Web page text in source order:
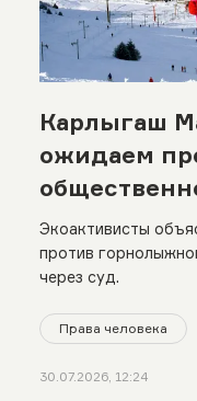
Карлыгаш
ожидаем
борьбы за
Экоактивисты
против
через суд.
Права человека
30.07.2026, 12:24